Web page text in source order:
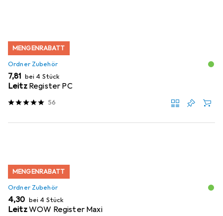
MENGENRABATT
Ordner Zubehör
EUR
7,81 bei 4 Stück
Leitz Register PC
56
MENGENRABATT
Ordner Zubehör
EUR
4,30 bei 4 Stück
LeitzWOW Register Maxi